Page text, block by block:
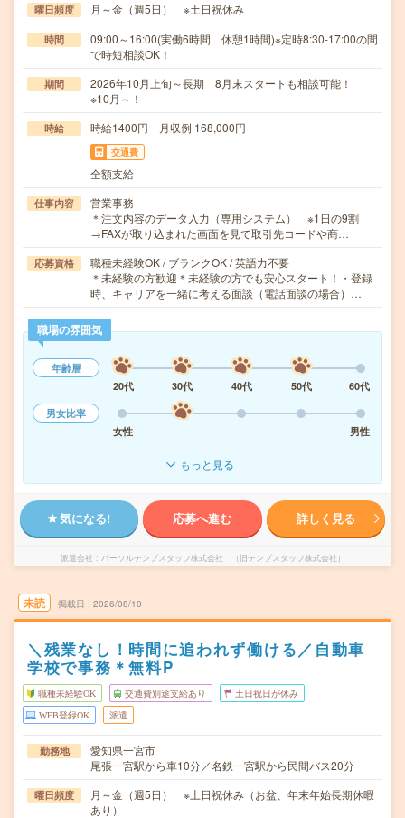
曜日頻度 月～金（週5日） ※土日祝休み
時間
09:00～16:00(実働6時間 休憩1時間)※定時8:30-17:00の間
で時短相談OK！
期間
2026年10月上旬～長期 8月末スタートも相談可能！
※10月～！
時給 時給1400円 月収例 168,000円
交通費
全額支給
仕事内容
営業事務
＊注文内容のデータ入力（専用システム） ※1日の9割
→FAXが取り込まれた画面を見て取引先コードや商…
応募資格
職種未経験OK / ブランクOK / 英語力不要
＊未経験の方歓迎＊未経験の方でも安心スタート！・登録
時、キャリアを一緒に考える面談（電話面談の場合）…
職場の雰囲気
年齢層
20代
30代 40代 50代
60代
男女比率
女性
男性
もっと見る
気になる! 応募へ進む 詳しく見る
派遣会社 パーソルテンプスタッフ株式会社 （旧テンプスタッフ株式会社）
未読 掲載日 2026/08/10
＼残業なし！時間に追われず働ける／自動車
学校で事務＊無料P
職種未経験OK 交通費別途支給あり 土日祝日が休み
WEB登録OK 派遣
勤務地
愛知県一宮市
尾張一宮駅から車10分／名鉄一宮駅から民間バス20分
曜日頻度
月～金（週5日） ※土日祝休み（お盆、年末年始長期休暇
あり）